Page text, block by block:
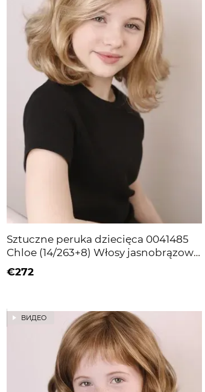
Sztuczne peruka dziecięca 0041485
Chloe (14/263+8) Włosy jasnobrązowe
średniej długości
€272
ВИДЕО